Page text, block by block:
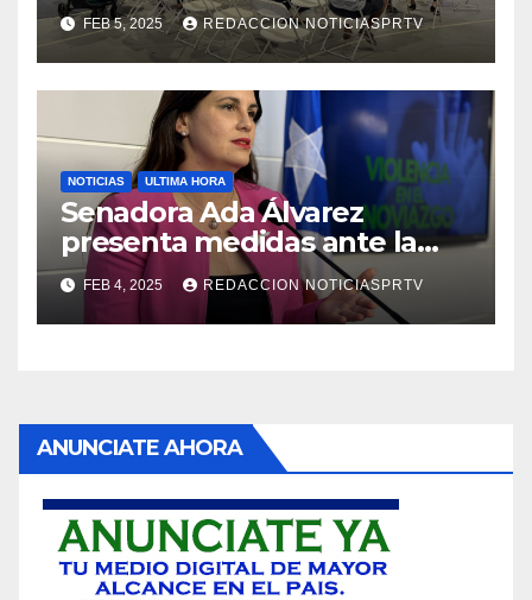
Reparto Metropolitano
FEB 5, 2025 REDACCION NOTICIASPRTV
NOTICIAS ULTIMA HORA
Senadora Ada Álvarez
presenta medidas ante la
violencia en el noviazgo
FEB 4, 2025 REDACCION NOTICIASPRTV
ANUNCIATE AHORA